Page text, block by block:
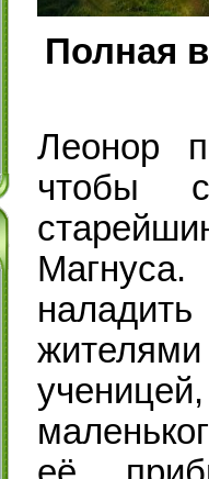
Полная
Леонор
чтобы